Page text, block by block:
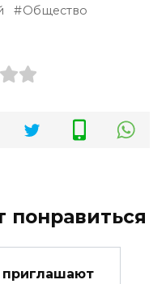
Общество
приглашают